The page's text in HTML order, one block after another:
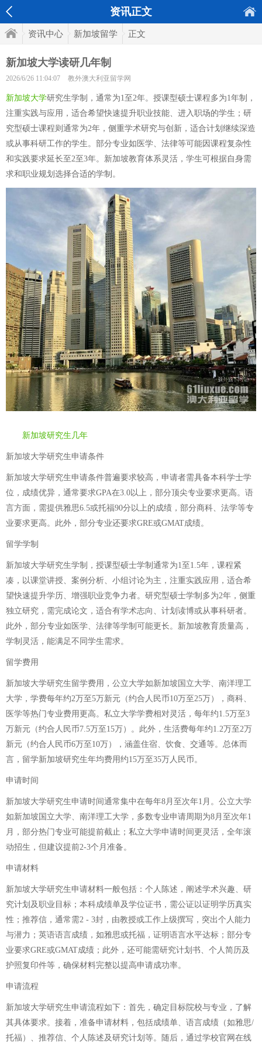
资讯正文
资讯中心 新加坡留学 正文
新加坡大学读研几年制
2026/6/26 11:04:07 教外澳大利亚留学网
新加坡大学研究生学制，通常为1至2年。授课型硕士课程多为1年制，
注重实践与应用，适合希望快速提升职业技能、进入职场的学生；研
究型硕士课程则通常为2年，侧重学术研究与创新，适合计划继续深造
或从事科研工作的学生。部分专业如医学、法律等可能因课程复杂性
和实践要求延长至2至3年。新加坡教育体系灵活，学生可根据自身需
求和职业规划选择合适的学制。
新加坡研究生几年
新加坡大学研究生申请条件
新加坡大学研究生申请条件普遍要求较高，申请者需具备本科学士学
位，成绩优异，通常要求GPA在3.0以上，部分顶尖专业要求更高。语
言方面，需提供雅思6.5或托福90分以上的成绩，部分商科、法学等专
业要求更高。此外，部分专业还要求GRE或GMAT成绩。
留学学制
新加坡大学研究生学制，授课型硕士学制通常为1至1.5年，课程紧
凑，以课堂讲授、案例分析、小组讨论为主，注重实践应用，适合希
望快速提升学历、增强职业竞争力者。研究型硕士学制多为2年，侧重
独立研究，需完成论文，适合有学术志向、计划读博或从事科研者。
此外，部分专业如医学、法律等学制可能更长。新加坡教育质量高，
学制灵活，能满足不同学生需求。
留学费用
新加坡大学研究生留学费用，公立大学如新加坡国立大学、南洋理工
大学，学费每年约2万至5万新元（约合人民币10万至25万），商科、
医学等热门专业费用更高。私立大学学费相对灵活，每年约1.5万至3
万新元（约合人民币7.5万至15万）。此外，生活费每年约1.2万至2万
新元（约合人民币6万至10万），涵盖住宿、饮食、交通等。总体而
言，留学新加坡研究生年均费用约15万至35万人民币。
申请时间
新加坡大学研究生申请时间通常集中在每年8月至次年1月。公立大学
如新加坡国立大学、南洋理工大学，多数专业申请周期为8月至次年1
月，部分热门专业可能提前截止；私立大学申请时间更灵活，全年滚
动招生，但建议提前2-3个月准备。
申请材料
新加坡大学研究生申请材料一般包括：个人陈述，阐述学术兴趣、研
究计划及职业目标；本科成绩单及学位证书，需公证以证明学历真实
性；推荐信，通常需2 - 3封，由教授或工作上级撰写，突出个人能力
与潜力；英语语言成绩，如雅思或托福，证明语言水平达标；部分专
业要求GRE或GMAT成绩；此外，还可能需研究计划书、个人简历及
护照复印件等，确保材料完整以提高申请成功率。
申请流程
新加坡大学研究生申请流程如下：首先，确定目标院校与专业，了解
其具体要求。接着，准备申请材料，包括成绩单、语言成绩（如雅思/
托福）、推荐信、个人陈述及研究计划等。随后，通过学校官网在线